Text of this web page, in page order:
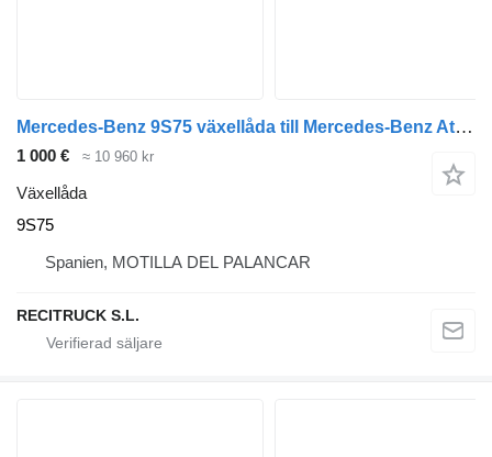
Mercedes-Benz 9S75 växellåda till Mercedes-Benz Atego lastbil
1 000 € ≈ 10 960 kr
Växellåda
9S75
Spanien, MOTILLA DEL PALANCAR
RECITRUCK S.L.